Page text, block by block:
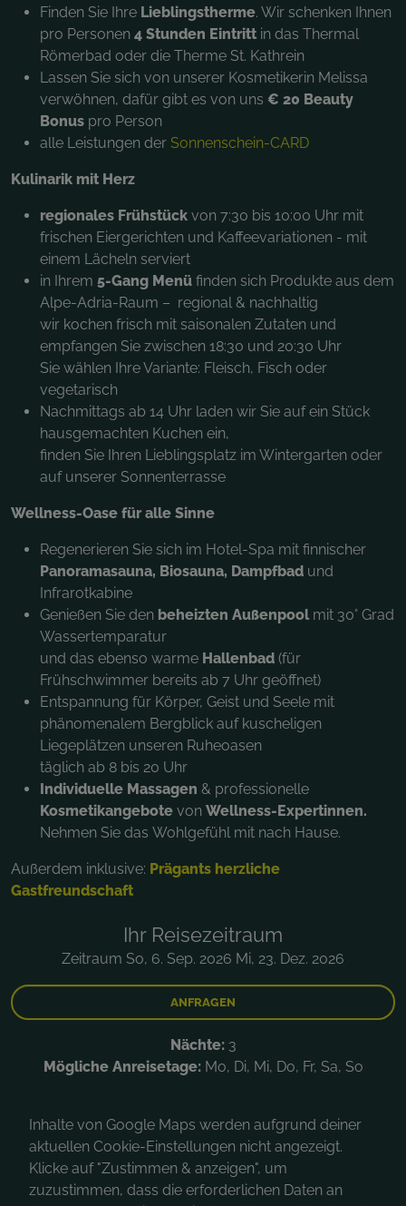
Finden Sie Ihre Lieblingstherme. Wir schenken Ihnen
pro Personen 4 Stunden Eintritt in das Thermal
Römerbad oder die Therme St. Kathrein
Lassen Sie sich von unserer Kosmetikerin Melissa
verwöhnen, dafür gibt es von uns € 20 Beauty
Bonus pro Person
alle Leistungen der Sonnenschein-CARD
Kulinarik mit Herz
regionales Frühstück von 7:30 bis 10:00 Uhr mit
frischen Eiergerichten und Kaffeevariationen - mit
einem Lächeln serviert
in Ihrem 5-Gang Menü finden sich Produkte aus dem
Alpe-Adria-Raum – regional & nachhaltig
wir kochen frisch mit saisonalen Zutaten und
empfangen Sie zwischen 18:30 und 20:30 Uhr
Sie wählen Ihre Variante: Fleisch, Fisch oder
vegetarisch
Nachmittags ab 14 Uhr laden wir Sie auf ein Stück
hausgemachten Kuchen ein,
finden Sie Ihren Lieblingsplatz im Wintergarten oder
auf unserer Sonnenterrasse
Wellness-Oase für alle Sinne
Regenerieren Sie sich im Hotel-Spa mit finnischer
Panoramasauna, Biosauna, Dampfbad und
Infrarotkabine
Genießen Sie den beheizten Außenpoolmit 30° Grad
Wassertemparatur
und das ebenso warme Hallenbad (für
Frühschwimmer bereits ab 7 Uhr geöffnet)
Entspannung für Körper, Geist und Seele mit
phänomenalem Bergblick auf kuscheligen
Liegeplätzen unseren Ruheoasen
täglich ab 8 bis 20 Uhr
Individuelle Massagen & professionelle
Kosmetikangebote von Wellness-Expertinnen.
Nehmen Sie das Wohlgefühl mit nach Hause.
Außerdem inklusive: Prägants herzliche
Gastfreundschaft
Ihr Reisezeitraum
Zeitraum So, 6. Sep. 2026 Mi, 23. Dez. 2026
ANFRAGEN
Nächte: 3
Mögliche Anreisetage: Mo, Di, Mi, Do, Fr, Sa, So
Inhalte von Google Maps werden aufgrund deiner
aktuellen Cookie-Einstellungen nicht angezeigt.
Klicke auf "Zustimmen & anzeigen", um
zuzustimmen, dass die erforderlichen Daten an